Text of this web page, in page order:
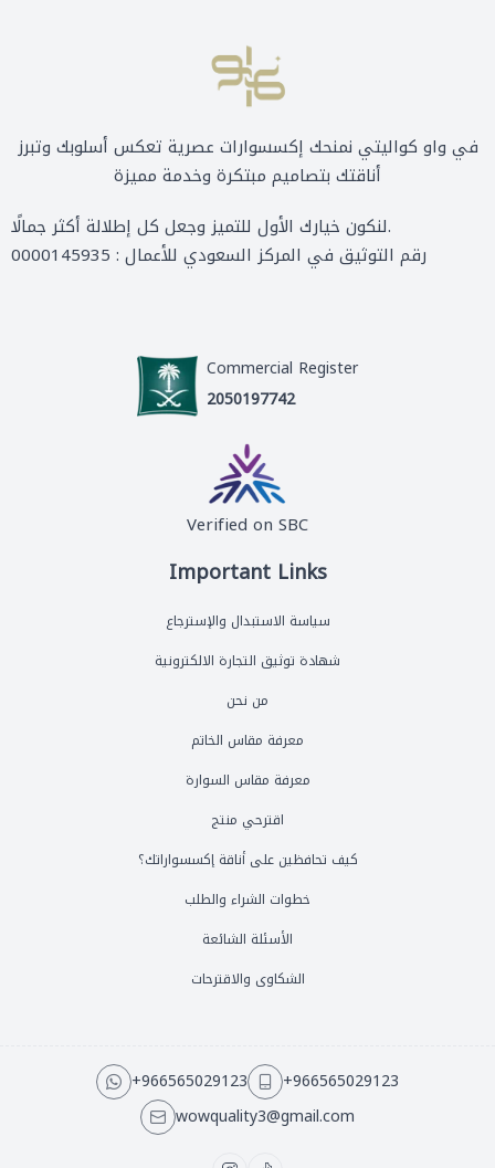
Important Links
سياسة الاستبدال والإسترجاع
شهادة توثيق التجارة الالكترونية
من نحن
معرفة مقاس الخاتم
معرفة مقاس السوارة
اقترحي منتج
كيف تحافظين على أناقة إكسسواراتك؟
خطوات الشراء والطلب
الأسئلة الشائعة
الشكاوى والاقترحات
في واو كواليتي نمنحك إكسسوارات عصرية تعكس أسلوبك وتبرز
أناقتك بتصاميم مبتكرة وخدمة مميزة
لنكون خيارك الأول للتميز وجعل كل إطلالة أكثر جمالًا.
رقم التوثيق في المركز السعودي للأعمال : 0000145935
Commercial Register
2050197742
Verified on SBC
+966565029123
+966565029123
wowquality3@gmail.com